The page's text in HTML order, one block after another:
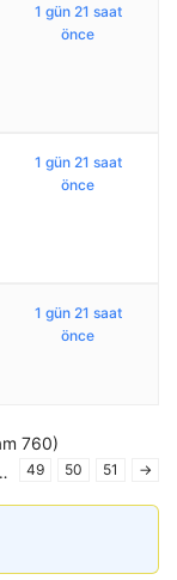
1 gün 21 saat
önce
1 gün 21 saat
önce
1 gün 21 saat
önce
760)
49 50 51 →